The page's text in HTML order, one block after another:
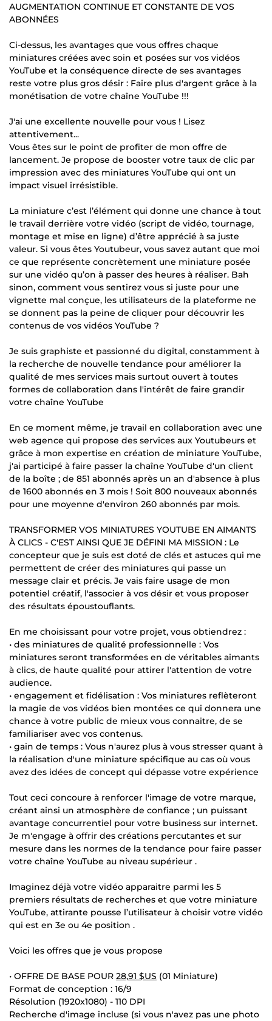
AUGMENTATION CONTINUE ET CONSTANTE DE VOS
ABONNÉES
Ci-dessus, les avantages que vous offres chaque
miniatures créées avec soin et posées sur vos vidéos
YouTube et la conséquence directe de ses avantages
reste votre plus gros désir : Faire plus d'argent grâce à la
monétisation de votre chaîne YouTube !!!
J'ai une excellente nouvelle pour vous ! Lisez
attentivement...
Vous êtes sur le point de profiter de mon offre de
lancement. Je propose de booster votre taux de clic par
impression avec des miniatures YouTube qui ont un
impact visuel irrésistible.
La miniature c’est l’élément qui donne une chance à tout
le travail derrière votre vidéo (script de vidéo, tournage,
montage et mise en ligne) d’être apprécié à sa juste
valeur. Si vous êtes Youtubeur, vous savez autant que moi
ce que représente concrètement une miniature posée
sur une vidéo qu’on à passer des heures à réaliser. Bah
sinon, comment vous sentirez vous si juste pour une
vignette mal conçue, les utilisateurs de la plateforme ne
se donnent pas la peine de cliquer pour découvrir les
contenus de vos vidéos YouTube ?
Je suis graphiste et passionné du digital, constamment à
la recherche de nouvelle tendance pour améliorer la
qualité de mes services mais surtout ouvert à toutes
formes de collaboration dans l'intérêt de faire grandir
votre chaîne YouTube
En ce moment même, je travail en collaboration avec une
web agence qui propose des services aux Youtubeurs et
grâce à mon expertise en création de miniature YouTube,
j'ai participé à faire passer la chaîne YouTube d'un client
de la boîte ; de 851 abonnés après un an d'absence à plus
de 1600 abonnés en 3 mois ! Soit 800 nouveaux abonnés
pour une moyenne d'environ 260 abonnés par mois.
TRANSFORMER VOS MINIATURES YOUTUBE EN AIMANTS
À CLICS - C'EST AINSI QUE JE DÉFINI MA MISSION : Le
concepteur que je suis est doté de clés et astuces qui me
permettent de créer des miniatures qui passe un
message clair et précis. Je vais faire usage de mon
potentiel créatif, l'associer à vos désir et vous proposer
des résultats époustouflants.
En me choisissant pour votre projet, vous obtiendrez :
• des miniatures de qualité professionnelle : Vos
miniatures seront transformées en de véritables aimants
à clics, de haute qualité pour attirer l'attention de votre
audience.
• engagement et fidélisation : Vos miniatures reflèteront
la magie de vos vidéos bien montées ce qui donnera une
chance à votre public de mieux vous connaitre, de se
familiariser avec vos contenus.
• gain de temps : Vous n'aurez plus à vous stresser quant à
la réalisation d'une miniature spécifique au cas où vous
avez des idées de concept qui dépasse votre expérience
Tout ceci concoure à renforcer l'image de votre marque,
créant ainsi un atmosphère de confiance ; un puissant
avantage concurrentiel pour votre business sur internet.
Je m'engage à offrir des créations percutantes et sur
mesure dans les normes de la tendance pour faire passer
votre chaîne YouTube au niveau supérieur .
Imaginez déjà votre vidéo apparaitre parmi les 5
premiers résultats de recherches et que votre miniature
YouTube, attirante pousse l’utilisateur à choisir votre vidéo
qui est en 3e ou 4e position .
Voici les offres que je vous propose
• OFFRE DE BASE POUR 28,91 $US (01 Miniature)
Format de conception : 16/9
Résolution (1920x1080) - 110 DPI
Recherche d'image incluse (si vous n'avez pas une photo